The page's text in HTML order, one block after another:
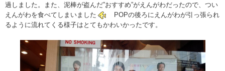
過しました。また、泥棒が盗んだ”おすすめ”がえんがわだったので、つい
えんがわを食べてしまいました
POPの後ろにえんがわが引っ張られ
るように流れてくる様子はとてもかわいかったです。